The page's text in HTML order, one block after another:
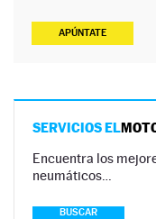
APÚNTATE
SERVICIOS EL
Encuentra los
neumáticos…
BUSCAR